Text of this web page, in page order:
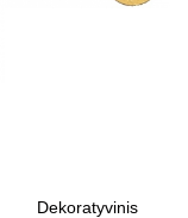
Dekoratyvinis